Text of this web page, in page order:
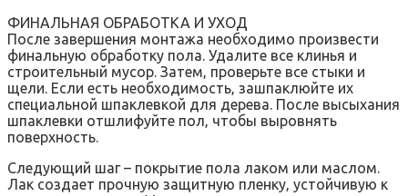
ФИНАЛЬНАЯ ОБРАБОТКА И УХОД
После завершения монтажа необходимо произвести
финальную обработку пола. Удалите все клинья и
строительный мусор. Затем‚ проверьте все стыки и
щели. Если есть необходимость‚ зашпаклюйте их
специальной шпаклевкой для дерева. После высыхания
шпаклевки отшлифуйте пол‚ чтобы выровнять
поверхность.
Следующий шаг – покрытие пола лаком или маслом.
Лак создает прочную защитную пленку‚ устойчивую к